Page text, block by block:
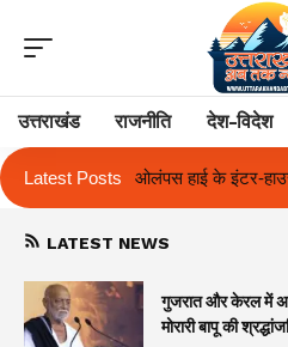
उत्तराखंड राजनीति देश-विदेश
Latest Posts
फुटबॉल टूर्नामेंट में रिग हाउस बना चैंपियन
LATEST NEWS
गुजरात और केरल में
मोरारी बापू की